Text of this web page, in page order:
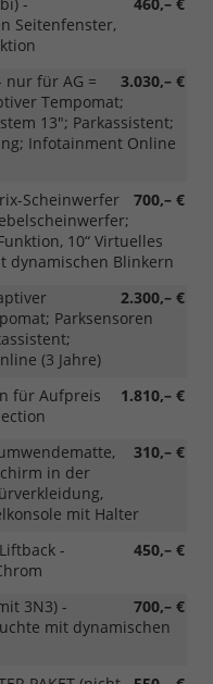
Seitenfenster,
3.030,– €
nur für AG =
Tempomat;
13"; Parkassistent;
Infotainment Online
700,– €
Scheinwerfer
10“ Virtuelles
dynamischen Blinkern
2.300,– €
Parksensoren
(3 Jahre)
1.810,– €
für Aufpreis
310,– €
in der
mit Halter
450,– €
-
700,– €
3N3) -
mit dynamischen